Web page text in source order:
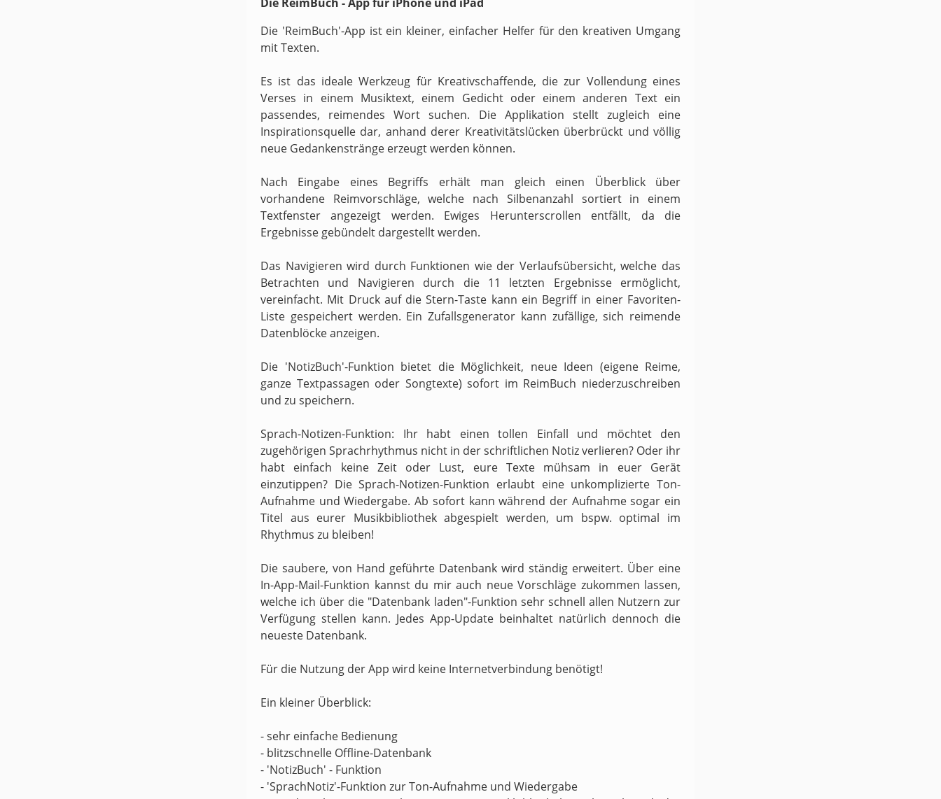
Die 'ReimBuch'-App ist ein kleiner, einfacher Helfer für den kreativen Umgang
mit Texten.
Es ist das ideale Werkzeug für Kreativschaffende, die zur Vollendung eines
Verses in einem Musiktext, einem Gedicht oder einem anderen Text ein
passendes, reimendes Wort suchen. Die Applikation stellt zugleich eine
Inspirationsquelle dar, anhand derer Kreativitätslücken überbrückt und völlig
neue Gedankenstränge erzeugt werden können.
Nach Eingabe eines Begriffs erhält man gleich einen Überblick über
vorhandene Reimvorschläge, welche nach Silbenanzahl sortiert in einem
Textfenster angezeigt werden. Ewiges Herunterscrollen entfällt, da die
Ergebnisse gebündelt dargestellt werden.
Das Navigieren wird durch Funktionen wie der Verlaufsübersicht, welche das
Betrachten und Navigieren durch die 11 letzten Ergebnisse ermöglicht,
vereinfacht. Mit Druck auf die Stern-Taste kann ein Begriff in einer Favoriten-
Liste gespeichert werden. Ein Zufallsgenerator kann zufällige, sich reimende
Datenblöcke anzeigen.
Die 'NotizBuch'-Funktion bietet die Möglichkeit, neue Ideen (eigene Reime,
ganze Textpassagen oder Songtexte) sofort im ReimBuch niederzuschreiben
und zu speichern.
Sprach-Notizen-Funktion: Ihr habt einen tollen Einfall und möchtet den
zugehörigen Sprachrhythmus nicht in der schriftlichen Notiz verlieren? Oder ihr
habt einfach keine Zeit oder Lust, eure Texte mühsam in euer Gerät
einzutippen? Die Sprach-Notizen-Funktion erlaubt eine unkomplizierte Ton-
Aufnahme und Wiedergabe. Ab sofort kann während der Aufnahme sogar ein
Titel aus eurer Musikbibliothek abgespielt werden, um bspw. optimal im
Rhythmus zu bleiben!
Die saubere, von Hand geführte Datenbank wird ständig erweitert. Über eine
In-App-Mail-Funktion kannst du mir auch neue Vorschläge zukommen lassen,
welche ich über die "Datenbank laden"-Funktion sehr schnell allen Nutzern zur
Verfügung stellen kann. Jedes App-Update beinhaltet natürlich dennoch die
neueste Datenbank.
Für die Nutzung der App wird keine Internetverbindung benötigt!
Ein kleiner Überblick:
- sehr einfache Bedienung
- blitzschnelle Offline-Datenbank
- 'NotizBuch' - Funktion
- 'SprachNotiz'-Funktion zur Ton-Aufnahme und Wiedergabe